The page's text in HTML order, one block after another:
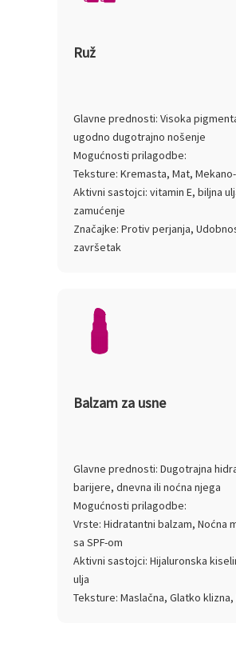
Ruž
Glavne prednosti: Visoka
ugodno dugotrajno nošenje
Mogućnosti prilagodbe:
Teksture: Kremasta, Mat,
Aktivni sastojci: vitamin E, biljna
zamućenje
Značajke: Protiv perjanja,
završetak
Balzam za usne
Glavne prednosti: Dugotrajna
barijere, dnevna ili noćna njega
Mogućnosti prilagodbe:
Vrste: Hidratantni balzam, Noćna
sa SPF-om
Aktivni sastojci: Hijaluronska
ulja
Teksture: Maslačna, Glatko